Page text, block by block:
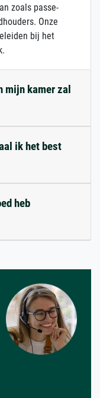
zoals passe-
Onze
bij het
mijn kamer zal
ik het best
heb